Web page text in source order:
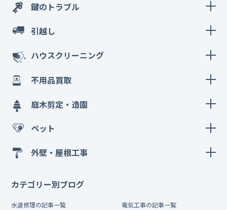
鍵のトラブル
引越し
ハウスクリーニング
不用品買取
庭木剪定・造園
ペット
外壁・屋根工事
カテゴリー別ブログ
水道修理の記事一覧 電気工事の記事一覧